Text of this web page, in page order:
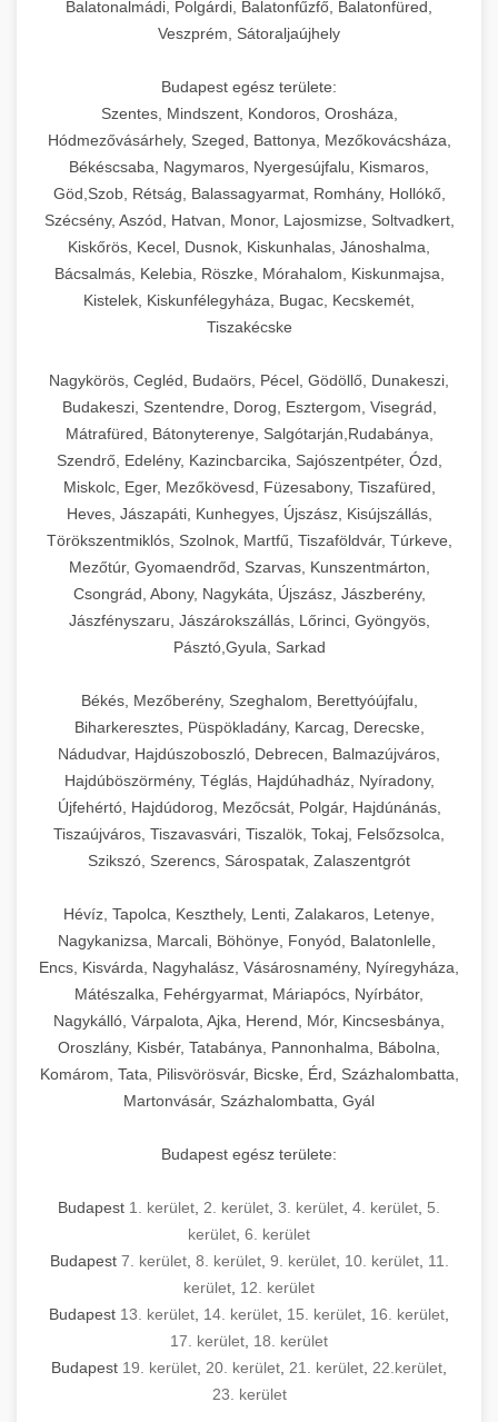
Balatonalmádi, Polgárdi, Balatonfűzfő, Balatonfüred,
Veszprém, Sátoraljaújhely
Budapest egész területe:
Szentes, Mindszent, Kondoros, Orosháza,
Hódmezővásárhely, Szeged, Battonya, Mezőkovácsháza,
Békéscsaba, Nagymaros, Nyergesújfalu, Kismaros,
Göd,Szob, Rétság, Balassagyarmat, Romhány, Hollókő,
Szécsény, Aszód, Hatvan, Monor, Lajosmizse, Soltvadkert,
Kiskőrös, Kecel, Dusnok, Kiskunhalas, Jánoshalma,
Bácsalmás, Kelebia, Röszke, Mórahalom, Kiskunmajsa,
Kistelek, Kiskunfélegyháza, Bugac, Kecskemét,
Tiszakécske
Nagykörös, Cegléd, Budaörs, Pécel, Gödöllő, Dunakeszi,
Budakeszi, Szentendre, Dorog, Esztergom, Visegrád,
Mátrafüred, Bátonyterenye, Salgótarján,Rudabánya,
Szendrő, Edelény, Kazincbarcika, Sajószentpéter, Ózd,
Miskolc, Eger, Mezőkövesd, Füzesabony, Tiszafüred,
Heves, Jászapáti, Kunhegyes, Újszász, Kisújszállás,
Törökszentmiklós, Szolnok, Martfű, Tiszaföldvár, Túrkeve,
Mezőtúr, Gyomaendrőd, Szarvas, Kunszentmárton,
Csongrád, Abony, Nagykáta, Újszász, Jászberény,
Jászfényszaru, Jászárokszállás, Lőrinci, Gyöngyös,
Pásztó,Gyula, Sarkad
Békés, Mezőberény, Szeghalom, Berettyóújfalu,
Biharkeresztes, Püspökladány, Karcag, Derecske,
Nádudvar, Hajdúszoboszló, Debrecen, Balmazújváros,
Hajdúböszörmény, Téglás, Hajdúhadház, Nyíradony,
Újfehértó, Hajdúdorog, Mezőcsát, Polgár, Hajdúnánás,
Tiszaújváros, Tiszavasvári, Tiszalök, Tokaj, Felsőzsolca,
Szikszó, Szerencs, Sárospatak, Zalaszentgrót
Hévíz, Tapolca, Keszthely, Lenti, Zalakaros, Letenye,
Nagykanizsa, Marcali, Böhönye, Fonyód, Balatonlelle,
Encs, Kisvárda, Nagyhalász, Vásárosnamény, Nyíregyháza,
Mátészalka, Fehérgyarmat, Máriapócs, Nyírbátor,
Nagykálló, Várpalota, Ajka, Herend, Mór, Kincsesbánya,
Oroszlány, Kisbér, Tatabánya, Pannonhalma, Bábolna,
Komárom, Tata, Pilisvörösvár, Bicske, Érd, Százhalombatta,
Martonvásár, Százhalombatta, Gyál
Budapest egész területe:
Budapest 1. kerület 2. kerület 3. kerület 4. kerület 5.
kerület 6. kerület
Budapest 7. kerület, 8. kerület, 9. kerület, 10. kerület, 11.
kerület 12. kerület
Budapest 13. kerület 14. kerület 15. kerület 16. kerület
17. kerület 18. kerület
Budapest 19. kerület 20. kerület 21. kerület 22.kerület
23. kerület